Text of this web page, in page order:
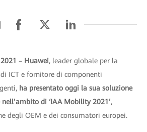
– Huawei, leader globale per la
ICT e fornitore di componenti
ha presentato oggi la sua soluzione
di ‘IAA Mobility 2021’,
degli OEM e dei consumatori europei.